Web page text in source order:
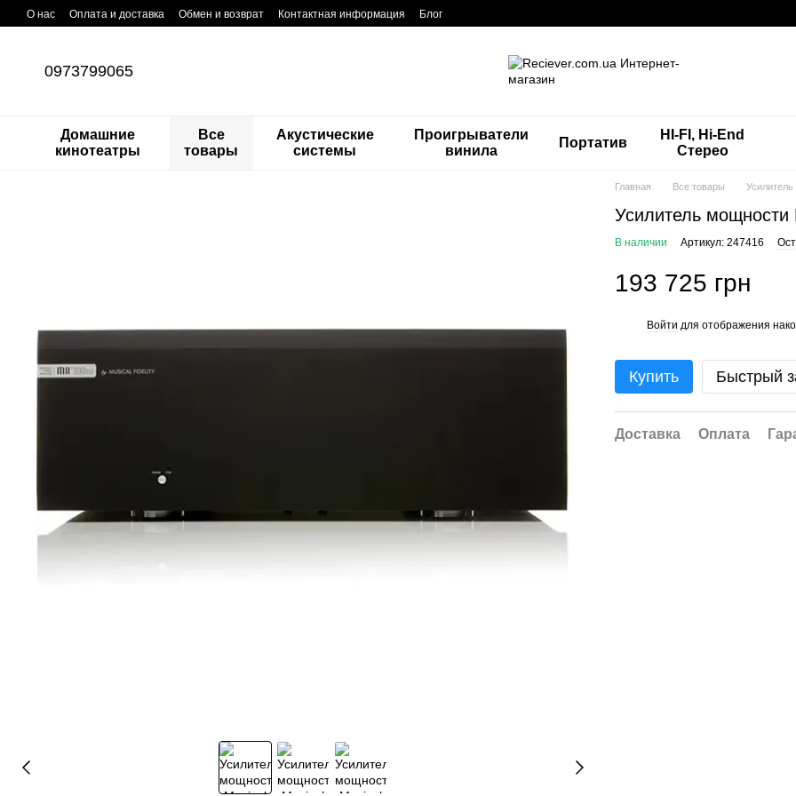
Перейти к основному контенту
О нас Оплата и доставка Обмен и возврат Контактная информация Блог
0973799065
Домашние
кинотеатры
Все
товары
Акустические
системы
Проигрыватели
винила
Портатив
HI-FI, Hi-End
Стерео
Главная Все товары
Усилитель мощности
В наличии Артикул: 247416
193 725 грн
Войти для отображения
Купить Быстрый
Доставка Оплата